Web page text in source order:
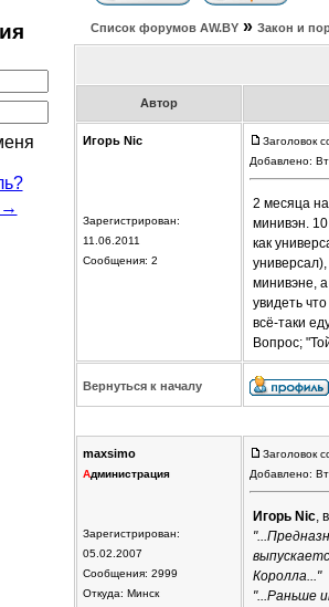
→
Список форумов АW.BY » Закон и
Автор
Игорь Nic
Зарегистрирован:
11.06.2011
Сообщения: 2
Заголовок
Добавлено:
2 месяца
минивэн.
как
минивэне,
увидеть
всё-таки
Вопрос;
Вернуться к началу
maxsimo
Администрация
Зарегистрирован:
05.02.2007
Сообщения: 2999
Откуда: Минск
Заголовок
Добавлено:
Игорь Nic,
Королла..."
"...Раньше